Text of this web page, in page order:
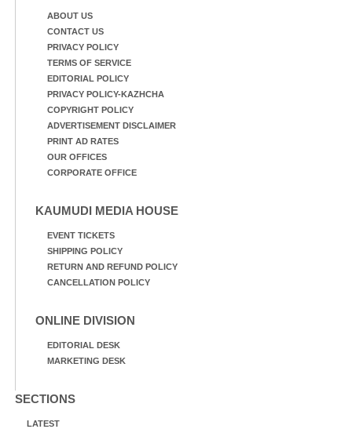
കുട്ടികൾABOUT US
CONTACT US
PRIVACY POLICY
TERMS OF SERVICE
EDITORIAL POLICY
PRIVACY POLICY-KAZHCHA
COPYRIGHT POLICY
ADVERTISEMENT DISCLAIMER
PRINT AD RATES
OUR OFFICES
CORPORATE OFFICE
KAUMUDI MEDIA HOUSE
EVENT TICKETS
SHIPPING POLICY
RETURN AND REFUND POLICY
CANCELLATION POLICY
ONLINE DIVISION
EDITORIAL DESK
MARKETING DESK
SECTIONS
LATEST